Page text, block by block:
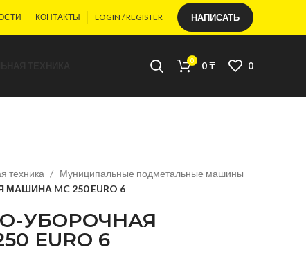
КОНТАКТЫ LOGIN / REGISTER НАПИСАТЬ
0 0₸ 0
техника
Муниципальные подметальные машины
MC 250 EURO 6
УБОРОЧНАЯ
EURO 6